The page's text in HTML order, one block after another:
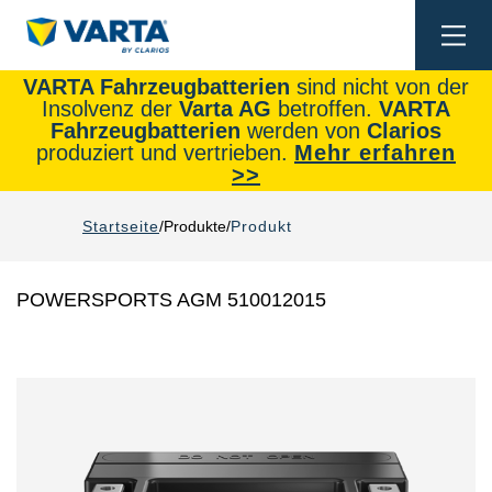
VARTA Fahrzeugbatterien sind nicht von der
Insolvenz der Varta AG betroffen. VARTA
Fahrzeugbatterien werden von Clarios
produziert und vertrieben. Mehr erfahren
>>
Startseite Produkte Produkt
POWERSPORTS AGM 510012015